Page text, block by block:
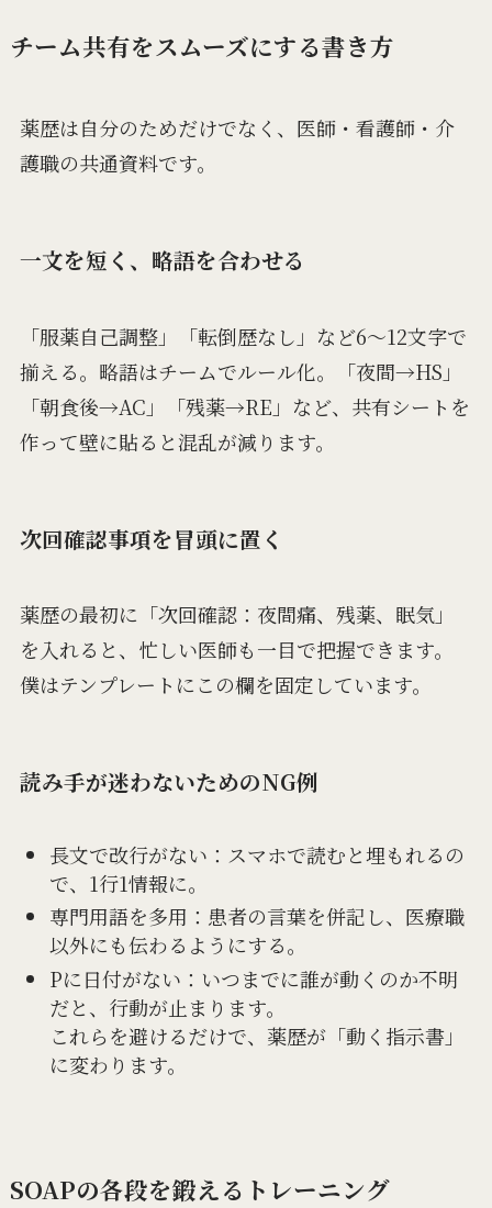
チーム共有をスムーズにする書き方
薬歴は自分のためだけでなく、医師・看護師・介
護職の共通資料です。
一文を短く、略語を合わせる
「服薬自己調整」「転倒歴なし」など6〜12文字で
揃える。略語はチームでルール化。「夜間→HS」
「朝食後→AC」「残薬→RE」など、共有シートを
作って壁に貼ると混乱が減ります。
次回確認事項を冒頭に置く
薬歴の最初に「次回確認：夜間痛、残薬、眠気」
を入れると、忙しい医師も一目で把握できます。
僕はテンプレートにこの欄を固定しています。
読み手が迷わないためのNG例
長文で改行がない：スマホで読むと埋もれるの
で、1行1情報に。
専門用語を多用：患者の言葉を併記し、医療職
以外にも伝わるようにする。
Pに日付がない：いつまでに誰が動くのか不明
だと、行動が止まります。
これらを避けるだけで、薬歴が「動く指示書」
に変わります。
SOAPの各段を鍛えるトレーニング